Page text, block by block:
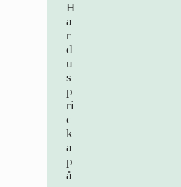
H
a
r
d
u
s
p
ri
c
k
a
p
å